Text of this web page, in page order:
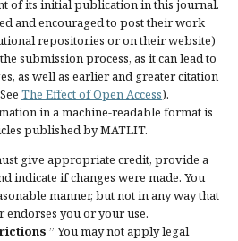
of its initial publication in this journal.
and encouraged to post their work
repositories or on their website)
submission process, as it can lead to
as well as earlier and greater citation
The Effect of Open Access).
in a machine-readable format is
published by MATLIT.
give appropriate credit, provide a
indicate if changes were made. You
manner, but not in any way that
endorses you or your use.
” You may not apply legal